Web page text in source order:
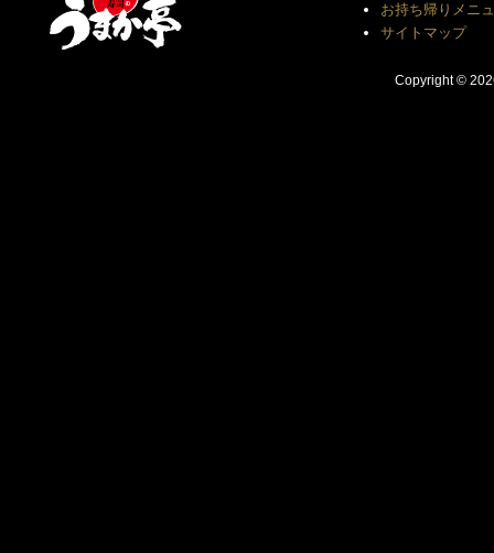
お持ち帰りメニ
サイトマップ
Copyright ©